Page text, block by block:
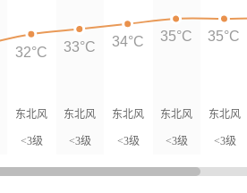
东北风
<3级
东北风
<3级
东北风
<3级
东北风
<3级
东北风
<3级
32°C 33°C 34°C 35°C 35°C